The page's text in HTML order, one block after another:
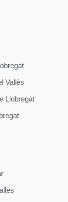
Vallès
Llobregat